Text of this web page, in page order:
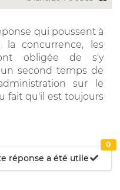
qui poussent à
concurrence, les
obligée de s'y
second temps de
sur le
fait qu'il est toujours
réponse a été utile
0